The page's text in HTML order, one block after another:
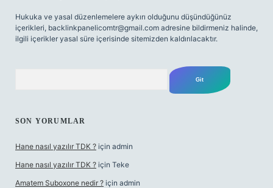
Hukuka ve yasal düzenlemelere aykırı olduğunu düşündüğünüz
içerikleri, backlinkpanelicomtr@gmail.com adresine bildirmeniz halinde,
ilgili içerikler yasal süre içerisinde sitemizden kaldırılacaktır.
SON YORUMLAR
Hane nasıl yazılır TDK ? için admin
Hane nasıl yazılır TDK ? için Teke
Amatem Suboxone nedir ? için admin